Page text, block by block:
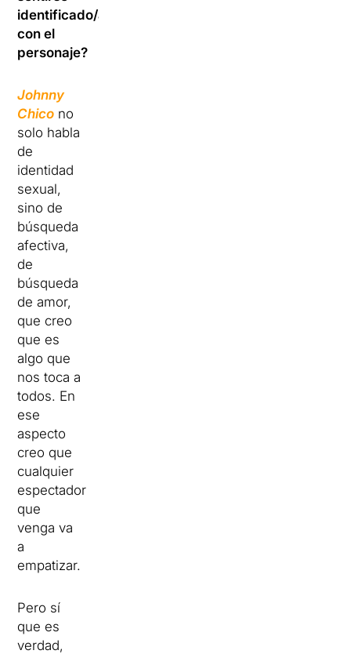
identificado/a
con el
personaje?
Johnny
Chico no
solo habla
de
identidad
sexual,
sino de
búsqueda
afectiva,
de
búsqueda
de amor,
que creo
que es
algo que
nos toca a
todos. En
ese
aspecto
creo que
cualquier
espectador
que
venga va
a
empatizar.
Pero sí
que es
verdad,